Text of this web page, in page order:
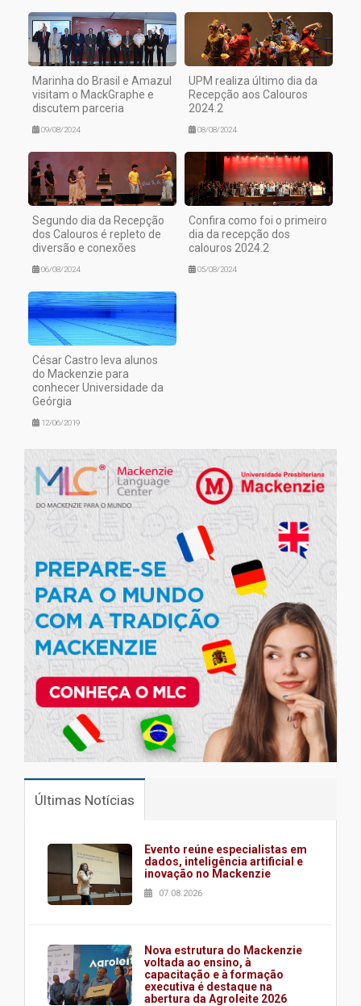
Marinha do Brasil e Amazul
visitam o MackGraphe e
discutem parceria
09/08/2024
UPM realiza último dia da
Recepção aos Calouros
2024.2
08/08/2024
Segundo dia da Recepção
dos Calouros é repleto de
diversão e conexões
06/08/2024
Confira como foi o primeiro
dia da recepção dos
calouros 2024.2
05/08/2024
César Castro leva alunos
do Mackenzie para
conhecer Universidade da
Geórgia
12/06/2019
Últimas Notícias
Evento reúne especialistas em
dados, inteligência artificial e
inovação no Mackenzie
07.08.2026
Nova estrutura do Mackenzie
voltada ao ensino, à
capacitação e à formação
executiva é destaque na
abertura da Agroleite 2026